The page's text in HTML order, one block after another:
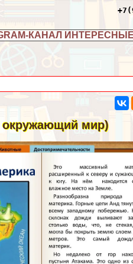
КАНАЛ
окружающий мир)